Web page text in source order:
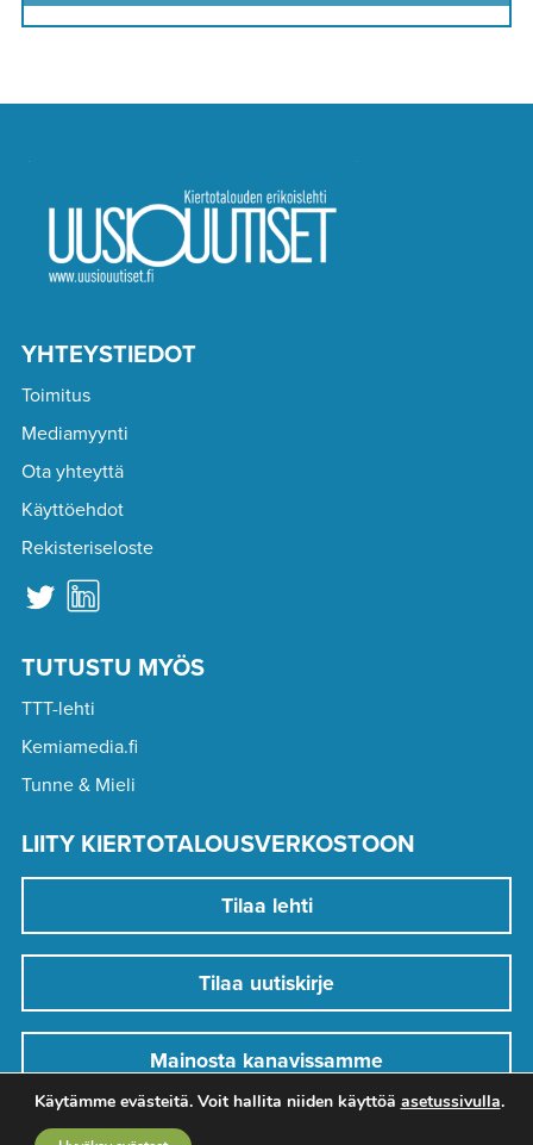
YHTEYSTIEDOT
Toimitus
Mediamyynti
Ota yhteyttä
Käyttöehdot
Rekisteriseloste
TUTUSTU MYÖS
TTT-lehti
Kemiamedia.fi
Tunne & Mieli
LIITY KIERTOTALOUSVERKOSTOON
Tilaa lehti
Tilaa uutiskirje
Mainosta kanavissamme
Käytämme evästeitä. Voit hallita niiden käyttöä asetussivulla.